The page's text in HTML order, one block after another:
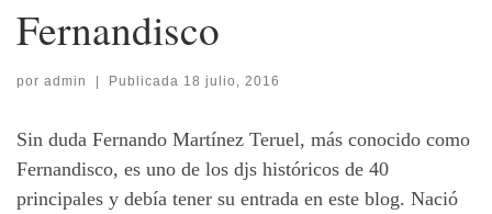
Fernandisco
por admin Publicada 18 julio, 2016
Sin duda Fernando Martínez Teruel, más conocido como
Fernandisco, es uno de los djs históricos de 40
principales y debía tener su entrada en este blog. Nació